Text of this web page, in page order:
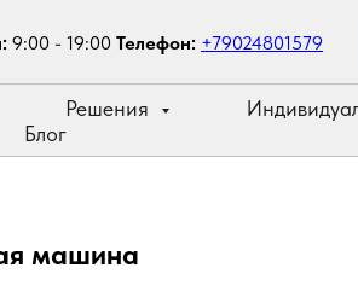
9:00 - 19:00 Телефон: +79024801579
Решения
Блог
машина